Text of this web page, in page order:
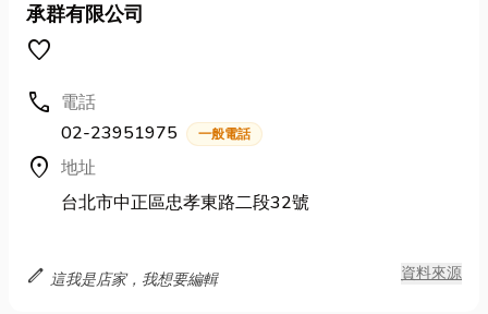
承群有限公司
favorite
call 電話
02-23951975
一般電話
location_on 地址
台北市中正區忠孝東路二段32號
edit 這我是店家，我想要編輯 資料來源